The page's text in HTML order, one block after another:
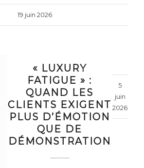
19 juin 2026
« LUXURY
FATIGUE » :
QUAND LES
CLIENTS EXIGENT
PLUS D’ÉMOTION
QUE DE
DÉMONSTRATION
5
juin
2026